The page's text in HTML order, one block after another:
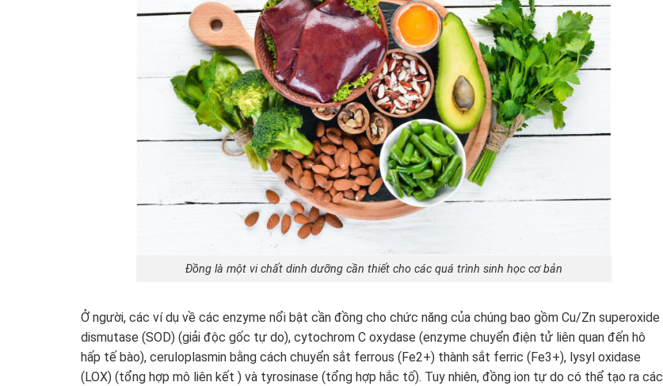
Đồng là một vi chất dinh dưỡng cần thiết cho các quá trình sinh học cơ bản
Ở người, các ví dụ về các enzyme nổi bật cần đồng cho chức năng của chúng bao gồm Cu/Zn superoxide
dismutase (SOD) (giải độc gốc tự do), cytochrom C oxydase (enzyme chuyển điện tử liên quan đến hô
hấp tế bào), ceruloplasmin bằng cách chuyển sắt ferrous (Fe2+) thành sắt ferric (Fe3+), lysyl oxidase
(LOX) (tổng hợp mô liên kết ) và tyrosinase (tổng hợp hắc tố). Tuy nhiên, đồng ion tự do có thể tạo ra các